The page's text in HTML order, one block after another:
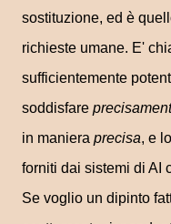
sostituzione, ed è
richieste umane. E'
sufficientemente
soddisfare
in maniera precisa, e
forniti dai sistemi di AI
Se voglio un dipinto